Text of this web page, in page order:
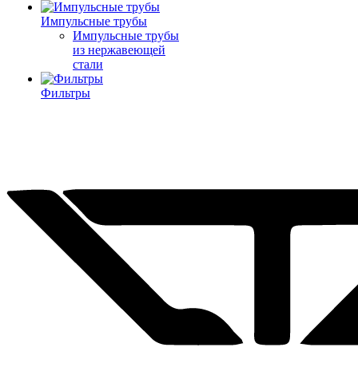
Импульсные трубы
Импульсные трубы
из нержавеющей
стали
Фильтры